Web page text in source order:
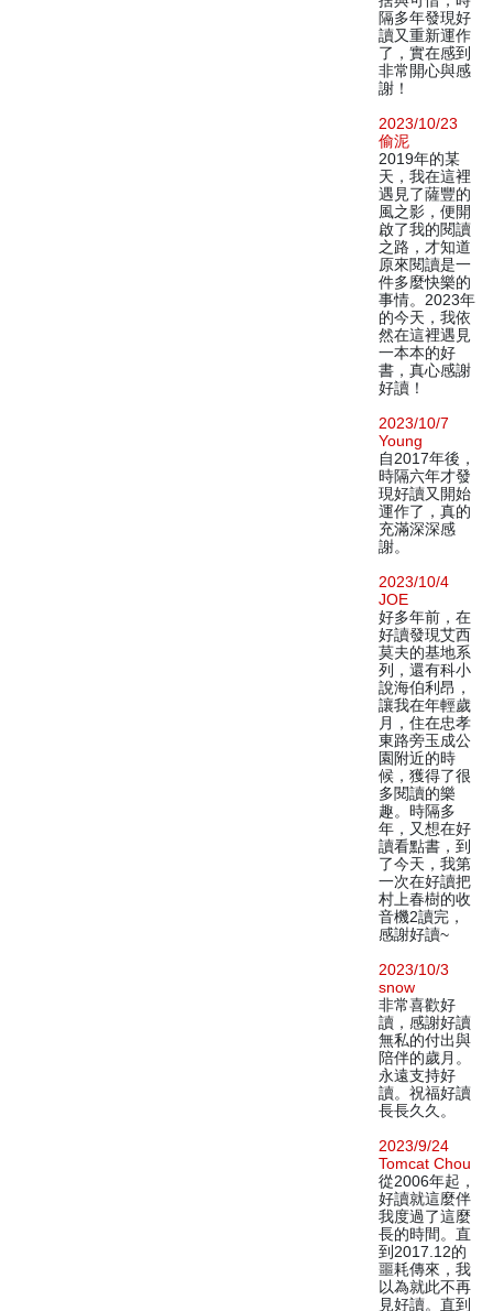
隔多年發現好
讀又重新運作
了，實在感到
非常開心與感
謝！
2023/10/23
偷泥
2019年的某
天，我在這裡
遇見了薩豐的
風之影，便開
啟了我的閱讀
之路，才知道
原來閱讀是一
件多麼快樂的
事情。2023年
的今天，我依
然在這裡遇見
一本本的好
書，真心感謝
好讀！
2023/10/7
Young
自2017年後，
時隔六年才發
現好讀又開始
運作了，真的
充滿深深感
謝。
2023/10/4
JOE
好多年前，在
好讀發現艾西
莫夫的基地系
列，還有科小
說海伯利昂，
讓我在年輕歲
月，住在忠孝
東路旁玉成公
園附近的時
候，獲得了很
多閱讀的樂
趣。時隔多
年，又想在好
讀看點書，到
了今天，我第
一次在好讀把
村上春樹的收
音機2讀完，
感謝好讀~
2023/10/3
snow
非常喜歡好
讀，感謝好讀
無私的付出與
陪伴的歲月。
永遠支持好
讀。祝福好讀
長長久久。
2023/9/24
Tomcat Chou
從2006年起，
好讀就這麼伴
我度過了這麼
長的時間。直
到2017.12的
噩耗傳來，我
以為就此不再
見好讀。直到